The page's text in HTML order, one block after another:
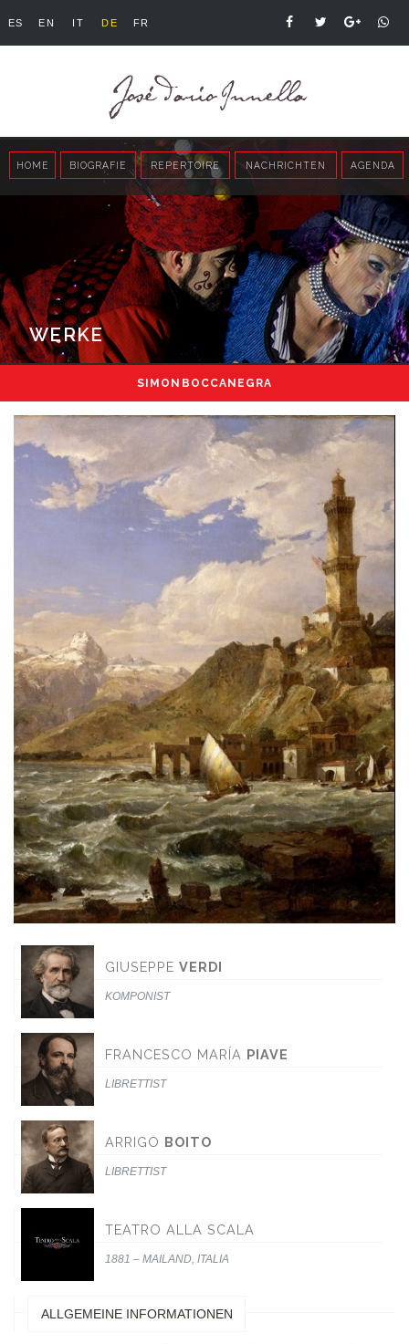
ES EN IT DE FR
HOME BIOGRAFIE REPERTOIRE NACHRICHTEN AGENDA
WERKE
SIMON BOCCANEGRA
GIUSEPPE VERDI
KOMPONIST
FRANCESCO MARÍA PIAVE
LIBRETTIST
ARRIGO BOITO
LIBRETTIST
TEATRO ALLA SCALA
1881 – MAILAND, ITALIA
ALLGEMEINE INFORMATIONEN